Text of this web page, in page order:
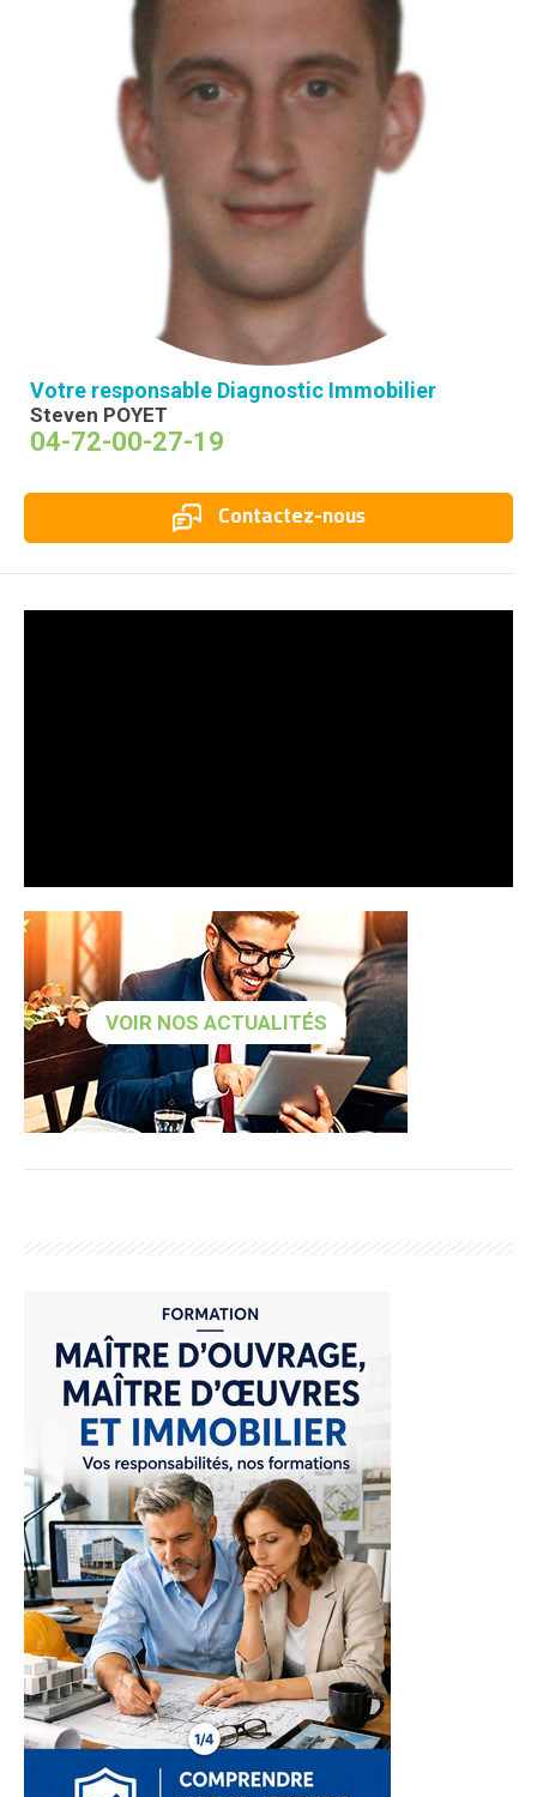
Votre responsable Diagnostic Immobilier
Steven POYET
04-72-00-27-19
Contactez-nous
VOIR NOS ACTUALITÉS